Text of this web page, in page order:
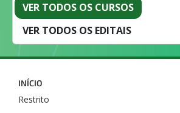
VER TODOS OS CURSOS
VER TODOS OS EDITAIS
INÍCIO
Restrito